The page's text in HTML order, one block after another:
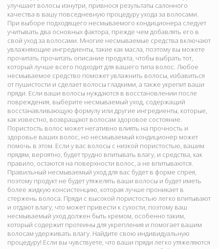
улучшает волосы изнутри, привнося результаты салонного
качества в вашу повседневную процедуру ухода за волосами.
При выборе подходящего несмываемого кондиционера следует
учитывать два основных фактора, прежде чем добавлять его в
свой уход за волосами. Многие несмываемые средства включают
увлажняющие ингредиенты, такие как масла, поэтому вы можете
прочитать прочитать описание продукта, чтобы выбрать тот,
который лучше всего подходит для вашего типа волос. Любое
несмываемое средство поможет увлажнить волосы, избавиться
от пушистости и сделает волосы гладкими, а также укрепит ваши
пряди. Если ваши волосы нуждаются в восстановлении после
повреждения, выберите несмываемый уход, содержащий
восстанавливающую формулу или другие ингредиенты, которые,
как известно, возвращают волосам здоровое состояние.
Пористость волос может негативно влиять на прочность и
здоровье ваших волос, но несмываемый кондиционер может
помочь в этом. Если у вас волосы с низкой пористостью, вашим
прядям, вероятно, будет трудно впитывать влагу, и средства, как
правило, остаются на поверхности волос, а не впитываются.
Правильный несмываемый уход для вас будет в форме спрея,
поэтому продукт не будет утяжелять ваши волосы и будет иметь
более жидкую консистенцию, которая лучше проникает в
стержень волоса. Пряди с высокой пористостью легко впитывают
и отдают влагу, что может привести к сухости, поэтому ваш
несмываемый уход должен быть кремом, особенно таким,
который содержит протеины для укрепления и помогает вашим
волосам удерживать влагу. Найдите свою индивидуальную
процедуру! Если вы чувствуете, что ваши пряди легко утяжеляются